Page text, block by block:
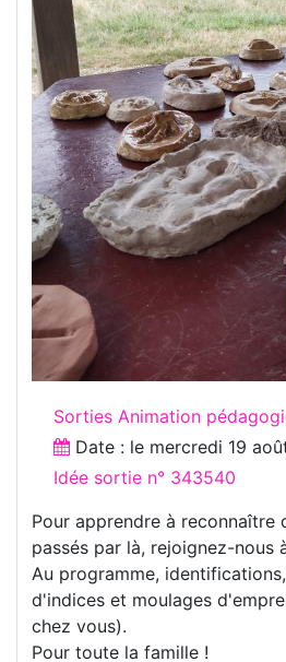
Sorties Animation
Date : le mercredi 19
Idée sortie n° 343540
Pour apprendre à reconnaître
passés par là, rejoignez-nous
Au programme,
d'indices et moulages
chez vous).
Pour toute la famille !